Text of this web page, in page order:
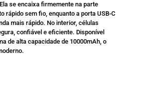
se encaixa firmemente na parte
rápido sem fio, enquanto a porta USB-C
mais rápido. No interior, células
confiável e eficiente. Disponível
de alta capacidade de 10000mAh, o